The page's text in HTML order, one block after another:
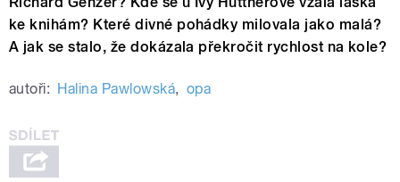
ke knihám? Které divné pohádky milovala jako malá?
A jak se stalo, že dokázala překročit rychlost na kole?
autoři: Halina Pawlowská, opa